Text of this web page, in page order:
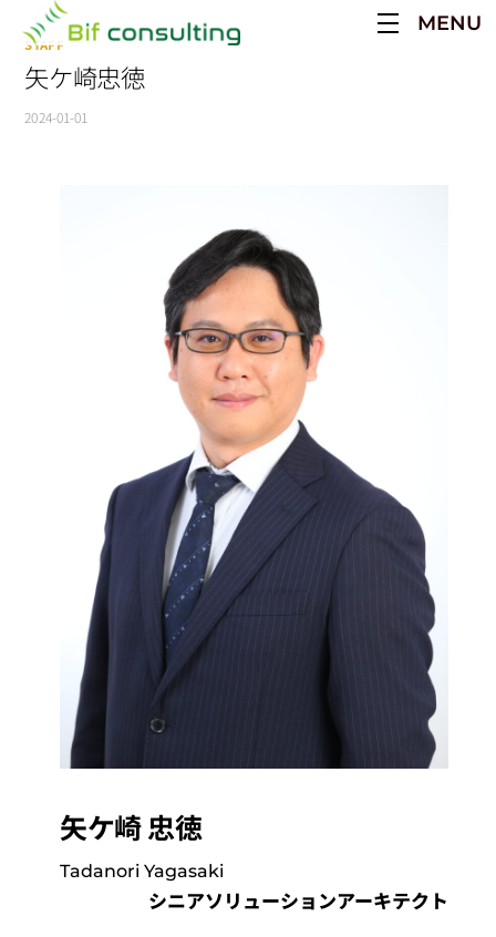
content
MENU
STAFF
矢ケ崎忠徳
2024-01-01
矢ケ崎 忠徳
Tadanori Yagasaki
シニアソリューションアーキテクト